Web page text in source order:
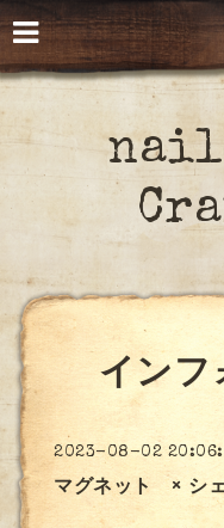
インフ
2023-08-02
マグネット × シ